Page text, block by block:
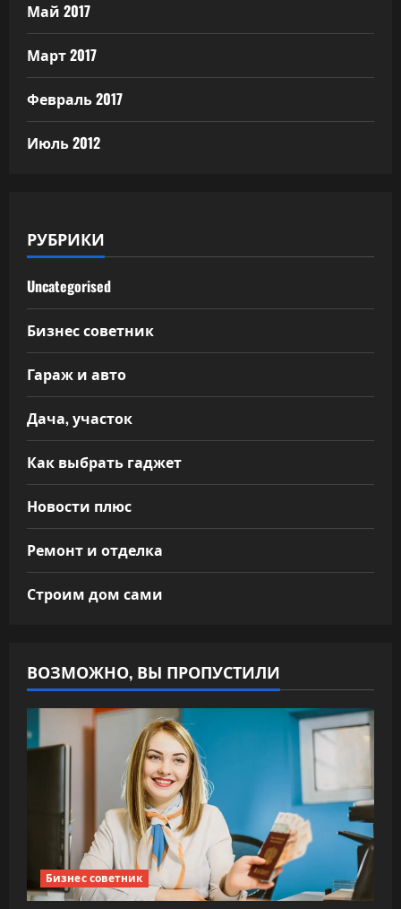
Май 2017
Март 2017
Февраль 2017
Июль 2012
РУБРИКИ
Uncategorised
Бизнес советник
Гараж и авто
Дача, участок
Как выбрать гаджет
Новости плюс
Ремонт и отделка
Строим дом сами
ВОЗМОЖНО, ВЫ ПРОПУСТИЛИ
Бизнес советник